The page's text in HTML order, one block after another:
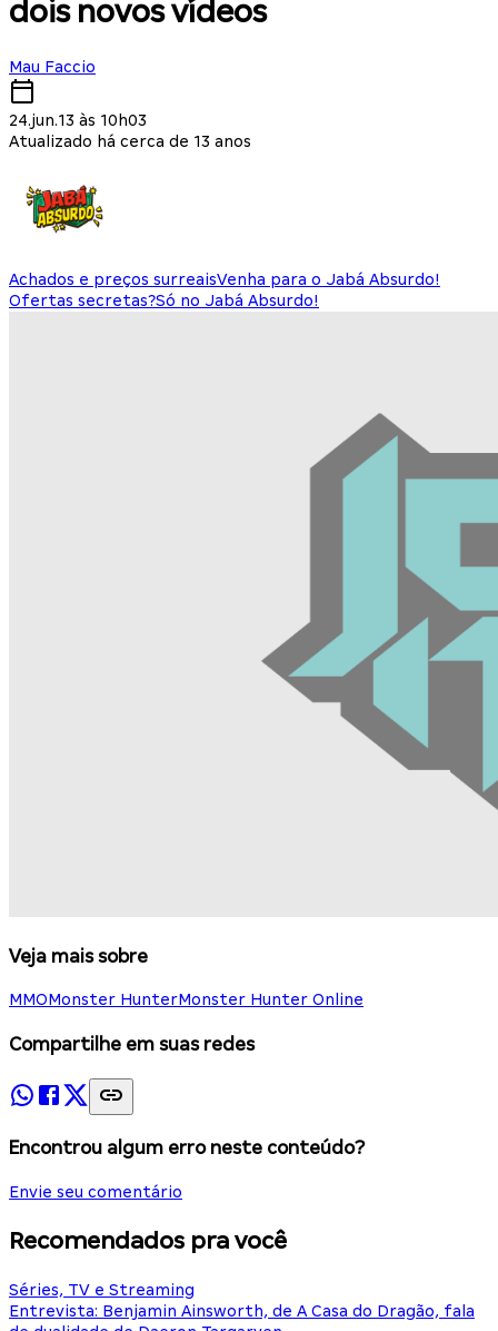
dois novos vídeos
Mau Faccio
24.jun.13 às 10h03
Atualizado há cerca de 13 anos
Achados e preços surreaisVenha para o Jabá Absurdo!
Ofertas secretas?Só no Jabá Absurdo!
Veja mais sobre
MMOMonster HunterMonster Hunter Online
Compartilhe em suas redes
Encontrou algum erro neste conteúdo?
Envie seu comentário
Recomendados pra você
Séries, TV e Streaming
Entrevista: Benjamin Ainsworth, de A Casa do Dragão, fala